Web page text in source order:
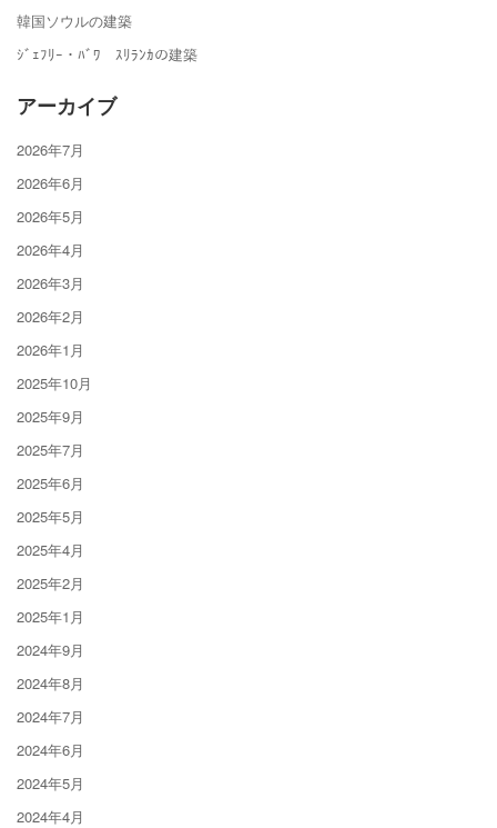
韓国ソウルの建築
ｼﾞｪﾌﾘｰ・ﾊﾞﾜ ｽﾘﾗﾝｶの建築
アーカイブ
2026年7月
2026年6月
2026年5月
2026年4月
2026年3月
2026年2月
2026年1月
2025年10月
2025年9月
2025年7月
2025年6月
2025年5月
2025年4月
2025年2月
2025年1月
2024年9月
2024年8月
2024年7月
2024年6月
2024年5月
2024年4月